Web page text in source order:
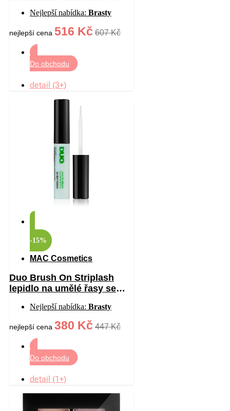
ochranou odstín 17W
French Vanilla 18 g
Nejlepší nabídka: Brasty
nejlepší cena 516 Kč 607 Kč
Do obchodu
detail (3+)
-15%
MAC Cosmetics
Duo Brush On Striplash
lepidlo na umělé řasy se
White/Clear 5 g
Nejlepší nabídka: Brasty
nejlepší cena 380 Kč 447 Kč
Do obchodu
detail (1+)